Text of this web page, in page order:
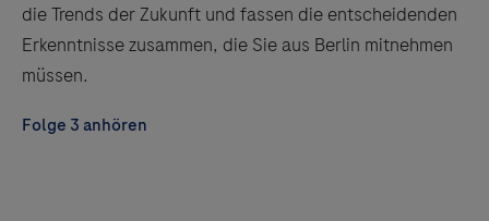
die Trends der Zukunft und fassen die entscheidenden
Erkenntnisse zusammen, die Sie aus Berlin mitnehmen
müssen.
Folge 3 anhören